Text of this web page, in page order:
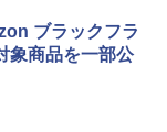
ブラックフラ
象商品を一部公